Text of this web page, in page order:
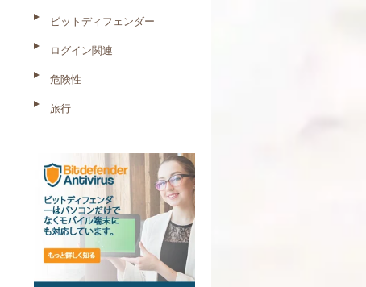
ビットディフェンダー
ログイン関連
危険性
旅行